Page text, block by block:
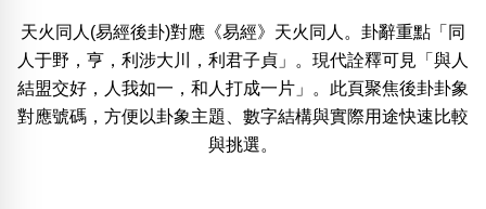
位置:
一 二 三 四 六 七 八 九
天火同人(易經後卦)對應《易經》天火同人。卦辭重點「同
人于野，亨，利涉大川，利君子貞」。現代詮釋可見「與人
結盟交好，人我如一，和人打成一片」。此頁聚焦後卦卦象
對應號碼，方便以卦象主題、數字結構與實際用途快速比較
與挑選。